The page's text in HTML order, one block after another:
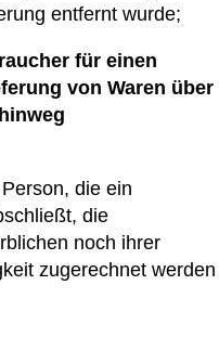
entfernt wurde;
für einen
von Waren über
die ein
die
noch ihrer
zugerechnet werden